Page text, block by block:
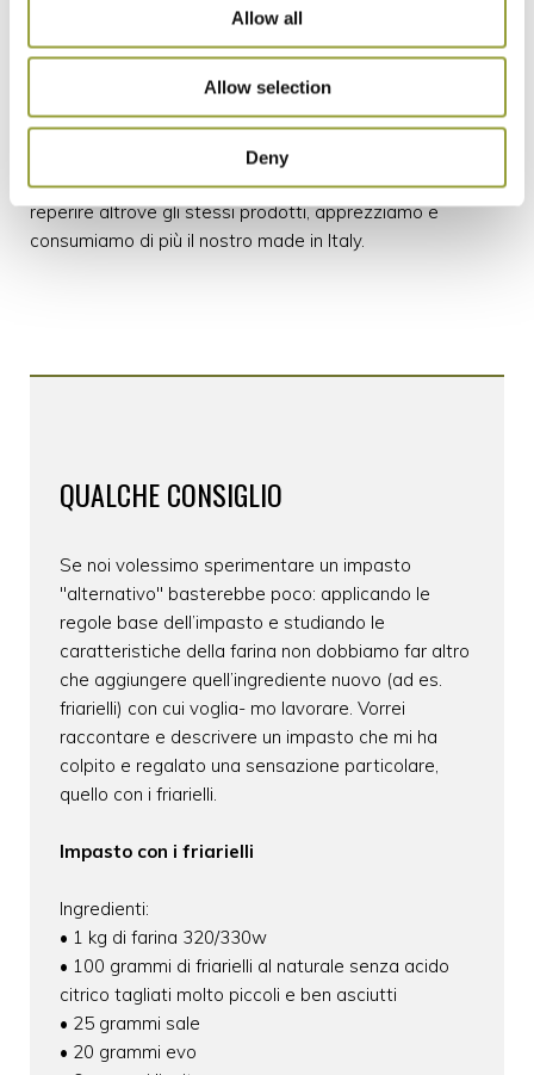
Allow all
Allow selection
Deny
italiana stiano profondendo il loro impegno a studiare,
ricercare e proporre ai nostri protagonisti della cucina la
qualità: solo con la qualità aiuteremo il nostro Paese, i
nostri figli e la nostra salute.
Abbiamo la concreta consapevolezza delle risorse che
questa meravigliosa terra ci regala in natura. Invece di
reperire altrove gli stessi prodotti, apprezziamo e
consumiamo di più il nostro made in Italy.
QUALCHE CONSIGLIO
Se noi volessimo sperimentare un impasto
"alternativo" basterebbe poco: applicando le
regole base dell’impasto e studiando le
caratteristiche della farina non dobbiamo far altro
che aggiungere quell’ingrediente nuovo (ad es.
friarielli) con cui voglia- mo lavorare. Vorrei
raccontare e descrivere un impasto che mi ha
colpito e regalato una sensazione particolare,
quello con i friarielli.
Impasto con i friarielli
Ingredienti:
• 1 kg di farina 320/330w
• 100 grammi di friarielli al naturale senza acido
citrico tagliati molto piccoli e ben asciutti
• 25 grammi sale
• 20 grammi evo